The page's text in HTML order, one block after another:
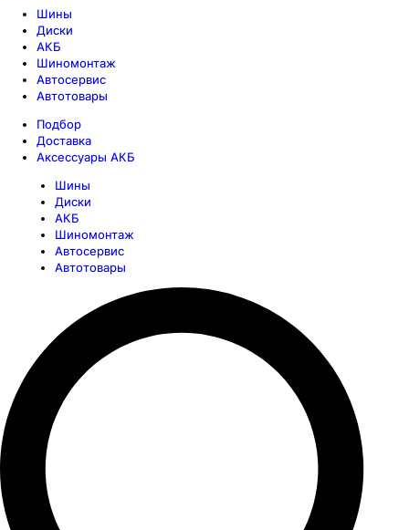
Шины
Диски
АКБ
Шиномонтаж
Автосервис
Автотовары
Подбор
Доставка
Аксессуары АКБ
Шины
Диски
АКБ
Шиномонтаж
Автосервис
Автотовары